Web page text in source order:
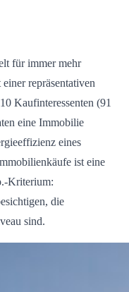
für immer mehr
repräsentativen
Kaufinteressenten (91
eine Immobilie
eines
ist eine
Kriterium:
die
sind.